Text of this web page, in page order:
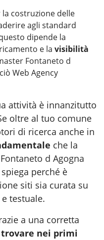
costruzione delle
agli standard
dipende la
e la visibilità
Fontaneto d
Web Agency
attività è innanzitutto
oltre al tuo comune
di ricerca anche in
che la
d Agogna
perché è
siti sia curata su
testuale.
a una corretta
nei primi